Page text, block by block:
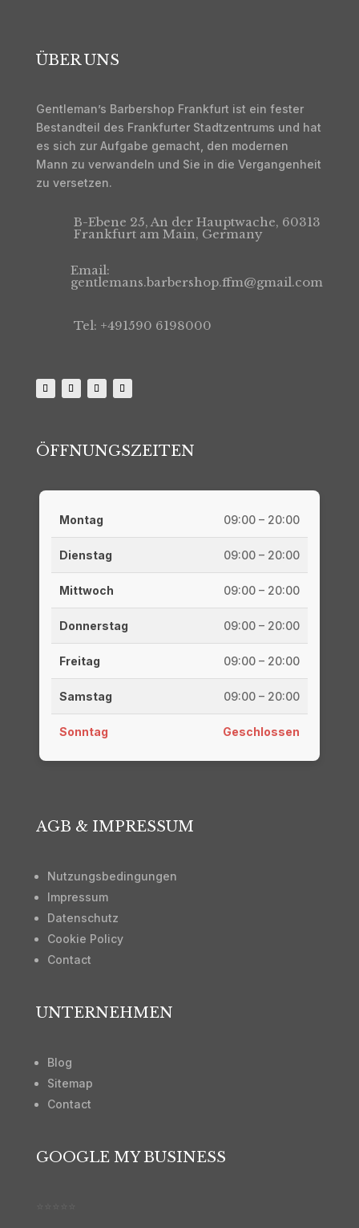
ÜBER UNS
Gentleman’s Barbershop Frankfurt ist ein fester
Bestandteil des Frankfurter Stadtzentrums und hat
es sich zur Aufgabe gemacht, den modernen
Mann zu verwandeln und Sie in die Vergangenheit
zu versetzen.
B-Ebene 25, An der Hauptwache, 60313
Frankfurt am Main, Germany
Email:
gentlemans.barbershop.ffm@gmail.com
Tel: +491590 6198000
ÖFFNUNGSZEITEN
Montag 09:00 – 20:00
Dienstag 09:00 – 20:00
Mittwoch 09:00 – 20:00
Donnerstag 09:00 – 20:00
Freitag 09:00 – 20:00
Samstag 09:00 – 20:00
Sonntag Geschlossen
AGB & IMPRESSUM
Nutzungsbedingungen
Impressum
Datenschutz
Cookie Policy
Contact
UNTERNEHMEN
Blog
Sitemap
Contact
GOOGLE MY BUSINESS